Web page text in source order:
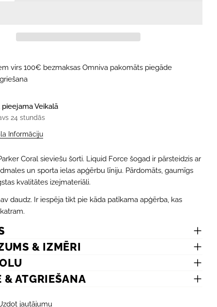
virs 100€ bezmaksas Omniva pakomāts piegāde
pieejamaVeikalā
24 stundās
Informāciju
Coral sieviešu šorti. Liquid Force šogad ir pārsteidzis ar
un sporta ielas apģērbu līniju. Pārdomāts, gaumīgs
kvalitātes izejmateriāli.
daudz. Ir iespēja tikt pie kāda patīkama apģērba, kas
& IZMĒRI
& ATGRIEŠANA
jautājumu